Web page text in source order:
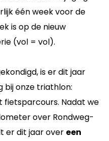
één week voor de
is op de nieuw
(vol = vol).
is er dit jaar
bij onze triathlon:
fietsparcours. Nadat we
over Rondweg-
er dit jaar over een